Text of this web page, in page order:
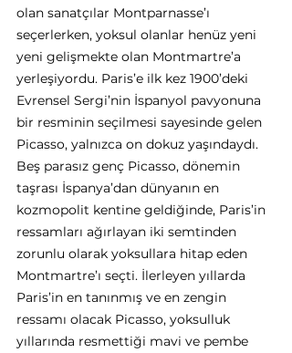
olan sanatçılar Montparnasse’ı
seçerlerken, yoksul olanlar henüz yeni
yeni gelişmekte olan Montmartre’a
yerleşiyordu. Paris’e ilk kez 1900’deki
Evrensel Sergi’nin İspanyol pavyonuna
bir resminin seçilmesi sayesinde gelen
Picasso, yalnızca on dokuz yaşındaydı.
Beş parasız genç Picasso, dönemin
taşrası İspanya’dan dünyanın en
kozmopolit kentine geldiğinde, Paris’in
ressamları ağırlayan iki semtinden
zorunlu olarak yoksullara hitap eden
Montmartre’ı seçti. İlerleyen yıllarda
Paris’in en tanınmış ve en zengin
ressamı olacak Picasso, yoksulluk
yıllarında resmettiği mavi ve pembe